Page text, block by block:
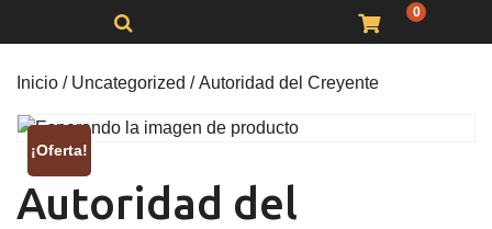
0
Inicio / Uncategorized / Autoridad del Creyente
¡Oferta!
Autoridad del